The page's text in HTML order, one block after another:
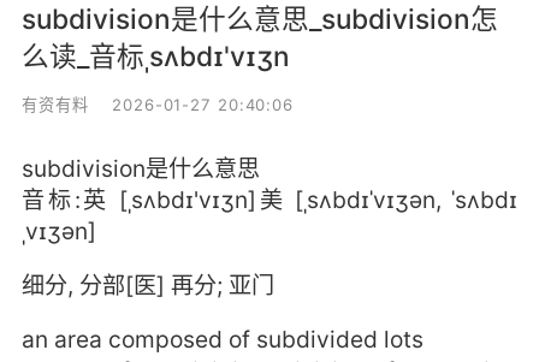
subdivision是什么意思_subdivision怎
么读_音标ˌsʌbdɪ'vɪʒn
有资有料 2026-01-27 20:40:06
subdivision是什么意思
音标:英 [ˌsʌbdɪ'vɪʒn]美 [ˌsʌbdɪˈvɪʒən, ˈsʌbdɪ
ˌvɪʒən]
细分, 分部[医] 再分; 亚门
an area composed of subdivided lots